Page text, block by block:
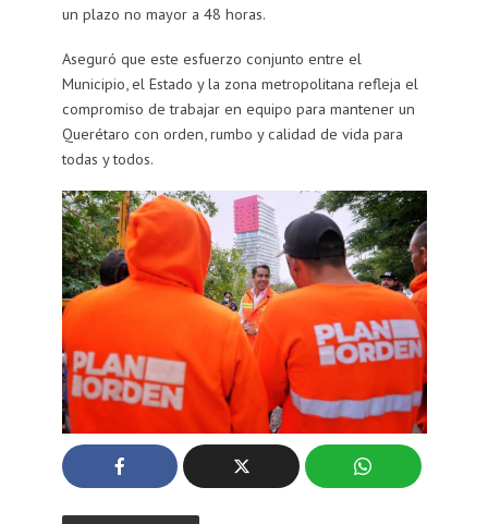
un plazo no mayor a 48 horas.
Aseguró que este esfuerzo conjunto entre el
Municipio, el Estado y la zona metropolitana refleja el
compromiso de trabajar en equipo para mantener un
Querétaro con orden, rumbo y calidad de vida para
todas y todos.